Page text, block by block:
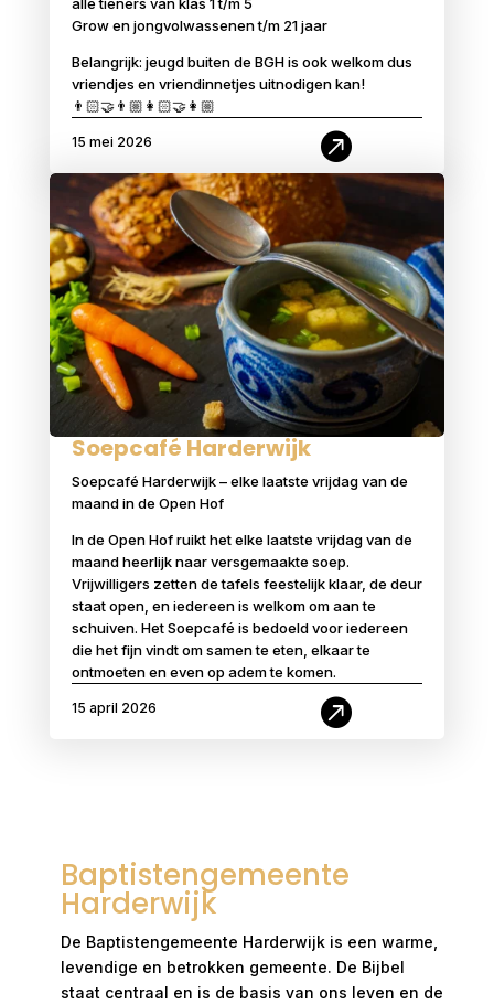
alle tieners van klas 1 t/m 5
Grow en jongvolwassenen t/m 21 jaar
Belangrijk: jeugd buiten de BGH is ook welkom dus
vriendjes en vriendinnetjes uitnodigen kan!
👨🏻‍🤝‍👨🏼👩🏻‍🤝‍👩🏼
15 mei 2026 
Soepcafé Harderwijk
Soepcafé Harderwijk – elke laatste vrijdag van de
maand in de Open Hof
In de Open Hof ruikt het elke laatste vrijdag van de
maand heerlijk naar versgemaakte soep.
Vrijwilligers zetten de tafels feestelijk klaar, de deur
staat open, en iedereen is welkom om aan te
schuiven. Het Soepcafé is bedoeld voor iedereen
die het fijn vindt om samen te eten, elkaar te
ontmoeten en even op adem te komen.
15 april 2026 
Baptistengemeente
Harderwijk
De Baptistengemeente Harderwijk is een warme,
levendige en betrokken gemeente. De Bijbel
staat centraal en is de basis van ons leven en de